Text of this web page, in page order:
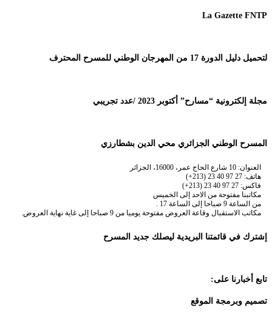
La Gazette FNTP
لتحميل دليل الدورة 17 من المهرجان الوطني للمسرح المحترف
مجلة إلكترونية “مسارح” أكتوبر 2023 /عدد تجريبي
المسرح الوطني الجزائري محي الدين بشطارزي
العنوان: 10 شارع الحاج عمر، 16000، الجزائر
هاتف: 27 97 40 23 (213+)
فاكس: 27 97 40 23 (213+)
مكاتبنا مفتوحة من الاحد إلى الخميس
من الساعة 9 صباحا إلى الساعة 17 .
مكاتب الاستقبال وقاعة العروض مفتوحة يوميا من 9 صباحا إلى غاية نهاية العروض.
إشترك في قائمتنا البريدية ليصلك جديد المسرح
تابع أخبارنا على:
تصميم وبرمجة الموقع